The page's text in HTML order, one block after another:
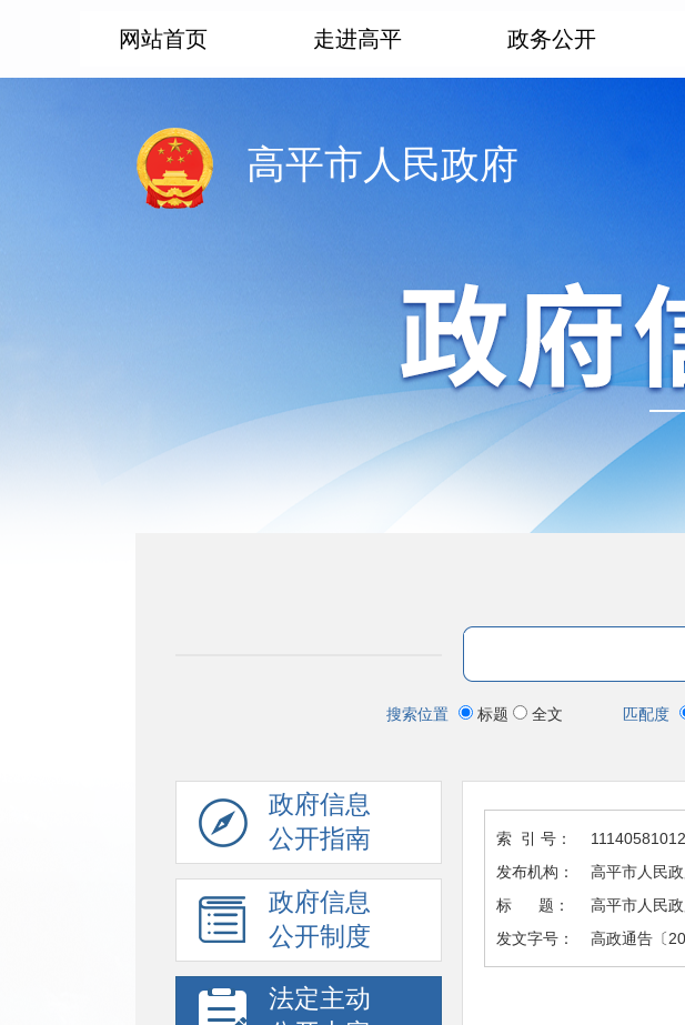
网站首页 走进高平 政务公开
高平市人民政府
搜索位置 标题 全文 匹配度
政府信息
公开指南
政府信息
公开制度
法定主动
索 引 号：
发布机构：
高平市人民
标 题：
高平市人民
发文字号：
高政通告〔